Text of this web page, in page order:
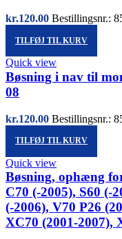
kr.120.00 Bestillingsnr.:
TILFØJ TIL KURV
Quick view
Bøsning i nav til
08
kr.120.00 Bestillingsnr.:
TILFØJ TIL KURV
Quick view
Bøsning, ophæng
C70 (-2005), S60 (-
(-2006), V70 P26
XC70 (2001-2007),